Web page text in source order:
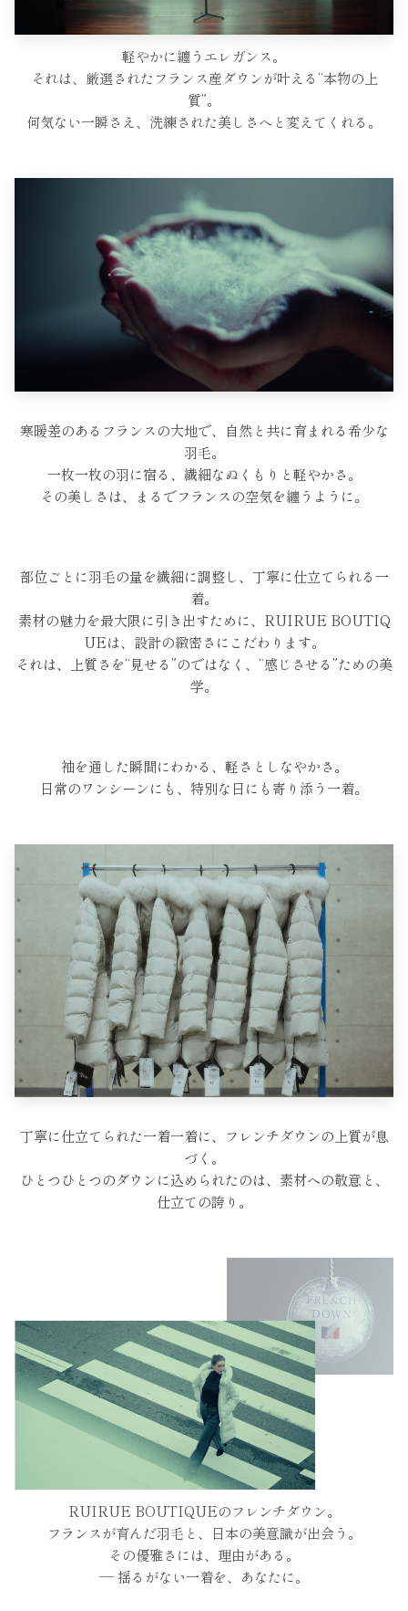
軽やかに纏うエレガンス。
それは、厳選されたフランス産ダウンが叶える “本物の上
質”。
何気ない一瞬さえ、 洗練された美しさへと変えてくれる。
寒暖差のあるフランスの大地で、
自然と共に育まれる希少な
羽毛。
一枚一枚の羽に宿る、繊細なぬくもりと軽やかさ。
その美しさは、
まるでフランスの空気を纏うように。
部位ごとに羽毛の量を繊細に調整し、 丁寧に仕立てられる一
着。
素材の魅力を最大限に引き出すために、
RUIRUE BOUTIQ
UEは、設計の緻密さに こだわります。
それは、上質さを“見せる”のではなく、 “感じさせる”ための美
学。
袖を通した瞬間にわかる、軽さとしなやかさ。
日常のワンシーンにも、 特別な日にも寄り添う一着。
丁寧に仕立てられた一着一着に、フレンチダウンの上質が息
づく。
ひとつひとつのダウンに込められたのは、 素材への敬意と、
仕立ての誇り。
RUIRUE BOUTIQUEのフレンチダウン。
フランスが育んだ羽毛と、日本の美意識が出会う。
その優雅さには、理由がある。
― 揺るがない一着を、あなたに。